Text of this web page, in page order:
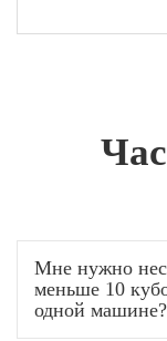
Мне нужно
меньше 10
одной машине?